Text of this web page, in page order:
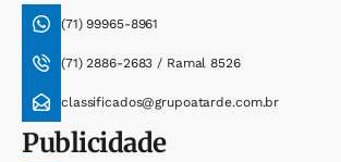
(71) 99965-8961
(71) 2886-2683 / Ramal 8526
classificados@grupoatarde.com.br
Publicidade